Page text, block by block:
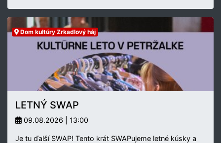
Dom kultúry Zrkadlový háj
LETNÝ SWAP
09.08.2026 | 13:00
Je tu ďalší SWAP! Tento krát SWAPujeme letné kúsky a